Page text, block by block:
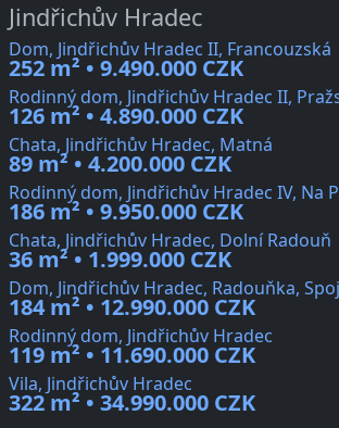
Jindřichův Hradec
Dom, Jindřichův Hradec II, Francouzská
252 m² • 9.490.000 CZK
Rodinný dom, Jindřichův Hradec II,
126 m² • 4.890.000 CZK
Chata, Jindřichův Hradec, Matná
89 m² • 4.200.000 CZK
Rodinný dom, Jindřichův Hradec IV, Na
186 m² • 9.950.000 CZK
Chata, Jindřichův Hradec, Dolní Radouň
36 m² • 1.999.000 CZK
Dom, Jindřichův Hradec, Radouňka,
184 m² • 12.990.000 CZK
Rodinný dom, Jindřichův Hradec
119 m² • 11.690.000 CZK
Vila, Jindřichův Hradec
322 m² • 34.990.000 CZK